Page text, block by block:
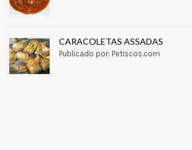
CARACOLETAS ASSADAS
Publicado por: Petiscos.com